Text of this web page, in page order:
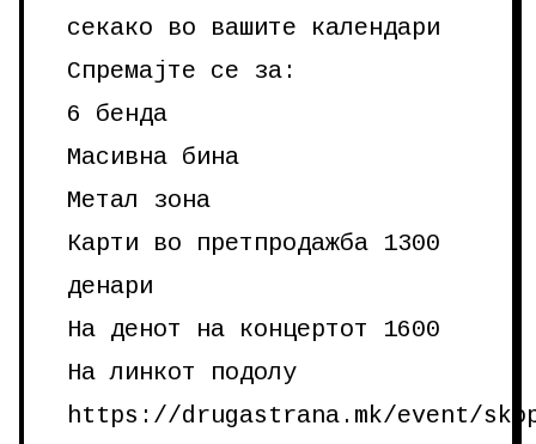
секако во вашите календари
Спремајте се за:
6 бенда
Масивна бина
Метал зона
Карти во претпродажба 1300
денари
На денот на концертот 1600
На линкот подолу
https://drugastrana.mk/event/